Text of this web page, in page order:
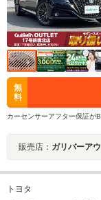
無
料
カーセンサーアフター保証が
販売店： ガリバーア
トヨタ